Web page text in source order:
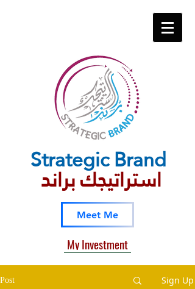
Strategic​ Brand
استراتيجك براند
Meet Me
My Investment
Post Sign Up